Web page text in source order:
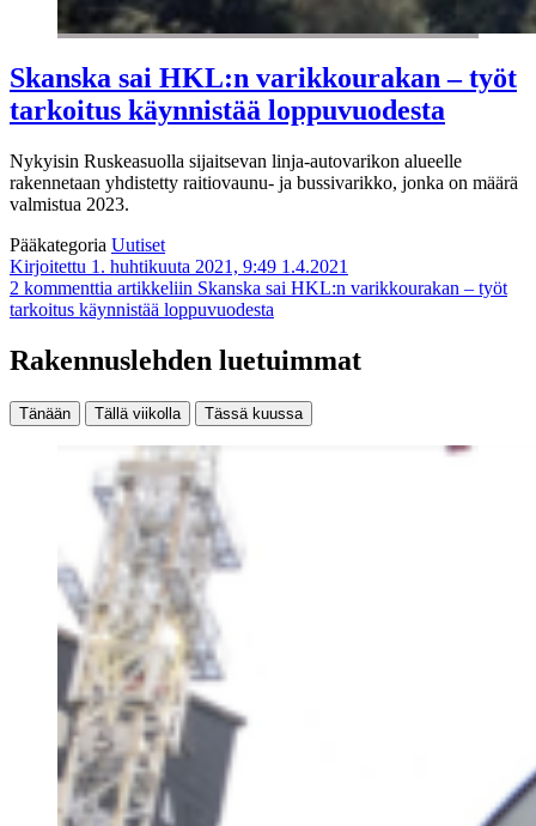
Skanska sai HKL:n varikkourakan – työt
tarkoitus käynnistää loppuvuodesta
Nykyisin Ruskeasuolla sijaitsevan linja-autovarikon alueelle
rakennetaan yhdistetty raitiovaunu- ja bussivarikko, jonka on määrä
valmistua 2023.
Pääkategoria Uutiset
Kirjoitettu 1. huhtikuuta 2021, 9:49 1.4.2021
2 kommenttia artikkeliin Skanska sai HKL:n varikkourakan – työt
tarkoitus käynnistää loppuvuodesta
Rakennuslehden luetuimmat
Tänään Tällä viikolla Tässä kuussa